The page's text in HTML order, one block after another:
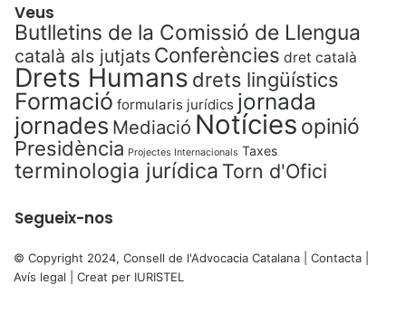
Veus
Butlletins de la Comissió de Llengua
català als jutjats Conferències dret català
Drets Humans drets lingüístics
Formació formularis jurídics jornada
jornades Mediació Notícies opinió
Presidència Projectes Internacionals Taxes
terminologia jurídica Torn d'Ofici
Segueix-nos
© Copyright 2024, Consell de l'Advocacia Catalana | Contacta
Avís legal | Creat per IURISTEL